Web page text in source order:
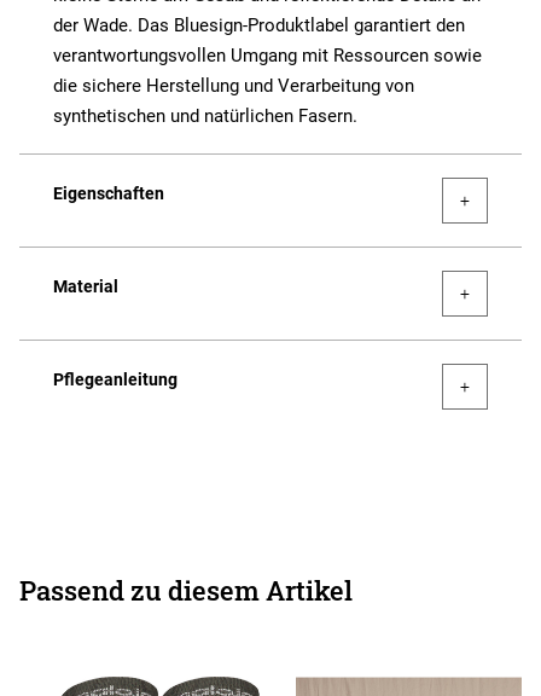
der Wade. Das Bluesign-Produktlabel garantiert den
verantwortungsvollen Umgang mit Ressourcen sowie
die sichere Herstellung und Verarbeitung von
synthetischen und natürlichen Fasern.
Eigenschaften
Material
Pflegeanleitung
Passend zu diesem Artikel